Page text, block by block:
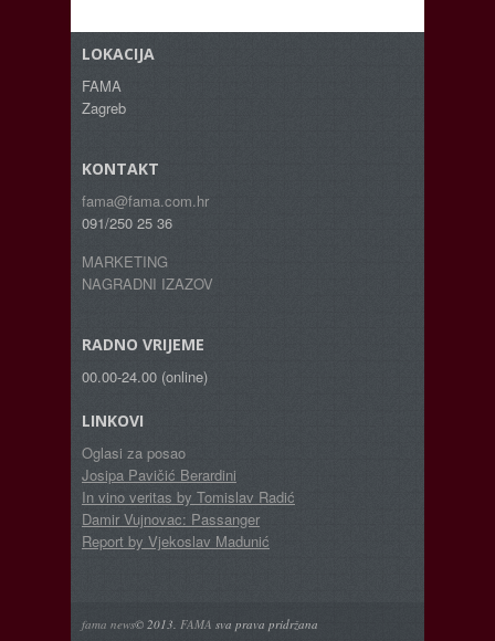
LOKACIJA
FAMA
Zagreb
KONTAKT
fama@fama.com.hr
091/250 25 36
MARKETING
NAGRADNI IZAZOV
RADNO VRIJEME
00.00-24.00 (online)
LINKOVI
Oglasi za posao
Josipa Pavičić Berardini
In vino veritas by Tomislav Radić
Damir Vujnovac: Passanger
Report by Vjekoslav Madunić
fama news© 2013. FAMA sva prava pridržana